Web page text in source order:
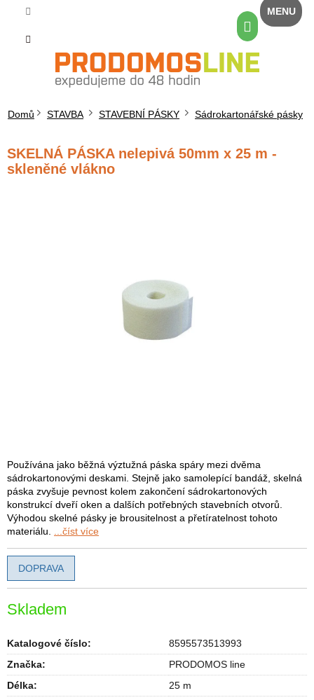
Nákupní
košík
Domů STAVBA STAVEBNÍ PÁSKY Sádrokartonářské pásky
SKELNÁ PÁSKA nelepivá 50mm x 25 m -
skleněné vlákno
Skladem
Používána jako běžná výztužná páska spáry mezi dvěma
sádrokartonovými deskami. Stejně jako samolepící bandáž, skelná
páska zvyšuje pevnost kolem zakončení sádrokartonových
konstrukcí dveří oken a dalších potřebných stavebních otvorů.
Výhodou skelné pásky je brousitelnost a přetíratelnost tohoto
materiálu.
...číst více
Katalogové číslo:
8595573513993
Značka:
PRODOMOS line
Délka:
25 m
DOPRAVA